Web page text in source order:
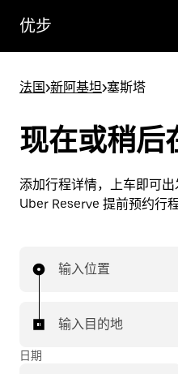
优步
法国>新阿基坦>塞斯塔
现在或稍后
添加行程详情，上车即可
Uber Reserve 提前预约行
输入位置
输入目的地
日期